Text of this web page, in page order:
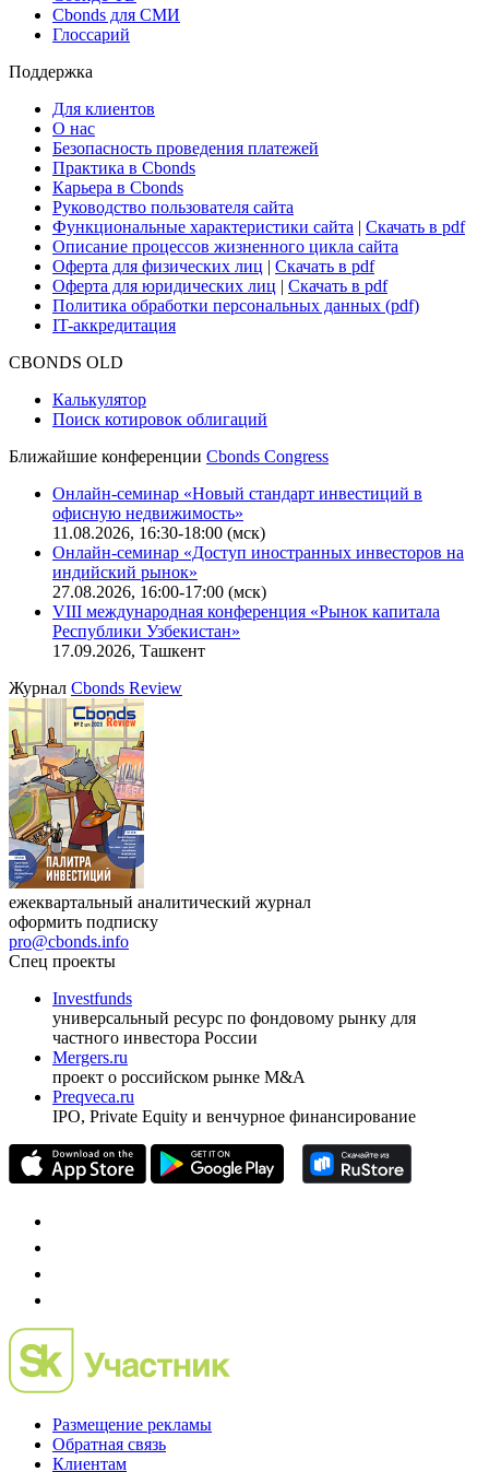
Cbonds для СМИ
Глоссарий
Поддержка
Для клиентов
О нас
Безопасность проведения платежей
Практика в Cbonds
Карьера в Cbonds
Руководство пользователя сайта
Функциональные характеристики сайта | Скачать в pdf
Описание процессов жизненного цикла сайта
Оферта для физических лиц | Скачать в pdf
Оферта для юридических лиц | Скачать в pdf
Политика обработки персональных данных (pdf)
IT-аккредитация
CBONDS OLD
Калькулятор
Поиск котировок облигаций
Ближайшие конференции Cbonds Congress
Онлайн-семинар «Новый стандарт инвестиций в
офисную недвижимость»
11.08.2026, 16:30-18:00 (мск)
Онлайн-семинар «Доступ иностранных инвесторов на
индийский рынок»
27.08.2026, 16:00-17:00 (мск)
VIII международная конференция «Рынок капитала
Республики Узбекистан»
17.09.2026, Ташкент
Журнал Cbonds Review
ежеквартальный аналитический журнал
оформить подписку
pro@cbonds.info
Спец проекты
Investfunds
универсальный ресурс по фондовому рынку для
частного инвестора России
Mergers.ru
проект о российском рынке M&A
Preqveca.ru
IPO, Private Equity и венчурное финансирование
Размещение рекламы
Обратная связь
Клиентам